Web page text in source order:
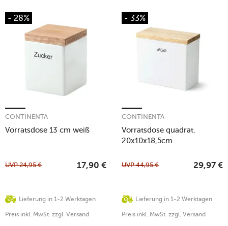
- 28%
Vorratsdose 13 cm weiß
CONTINENTA
Lieferung in 1-2 Werktagen
UVP24,95 € 17,90 €
Preis inkl. MwSt. zzgl. Versand
- 33%
Vorratsdose quadrat.
20x10x18,5cm
CONTINENTA
Lieferung in 1-2 Werktagen
UVP44,95 € 29,97 €
Preis inkl. MwSt. zzgl. Versand